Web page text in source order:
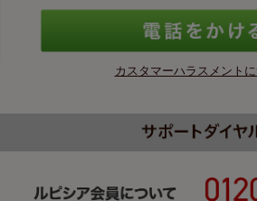
カスタマーハラスメント